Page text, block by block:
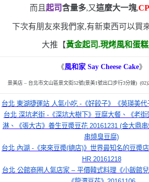
而且 起司含量多,又這麼大一塊,CP
下次有朋友來我們家,有新東西可以買
大推【黃金起司.現烤風和蛋糕
《風和家Say Cheese Cake》
景美店– 台北市文山區景文街52號(景美1號出口步行3分鐘)
台北 東湖捷運站 人氣小吃 -《好餃子》《英瑛美代
台北 深坑老街 -《深坑大樹下》豆腐大餐、《老
淋、《張大古》養生豆漿豆花 20161231 (金大鼎
串燒臭豆腐)
台北 內湖 -《來來豆漿(總店)》世界最知名的豆漿
HR 20161218
台北 公館商圈人氣店家 – 平價韓式料理《小飯館